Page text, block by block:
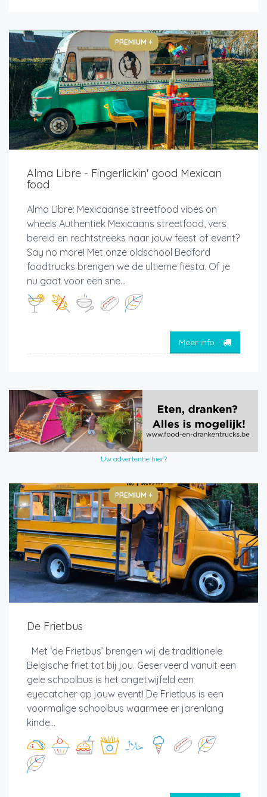
PREMIUM +
Alma Libre - Fingerlickin' good Mexican
food
Alma Libre: Mexicaanse streetfood vibes on
wheels Authentiek Mexicaans streetfood, vers
bereid en rechtstreeks naar jouw feest of event?
Say no more! Met onze oldschool Bedford
foodtrucks brengen we de ultieme fiësta. Of je
nu gaat voor een sne...
Meer info
Uw advertentie hier?
PREMIUM +
De Frietbus
Met ‘de Frietbus’ brengen wij de traditionele
Belgische friet tot bij jou. Geserveerd vanuit een
gele schoolbus is het ongetwijfeld een
eyecatcher op jouw event! De Frietbus is een
voormalige schoolbus waarmee er jarenlang
kinde...